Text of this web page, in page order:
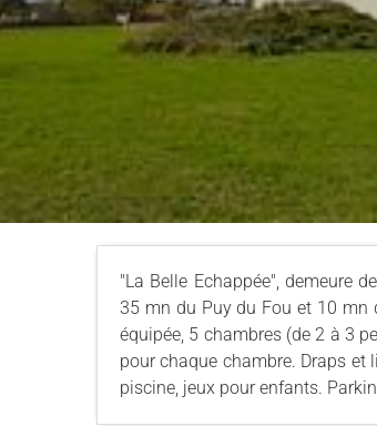
"La Belle Echappée", demeure
35 mn du Puy du Fou et 10 mn
équipée, 5 chambres (de 2 à 3
pour chaque chambre. Draps
piscine, jeux pour enfants.